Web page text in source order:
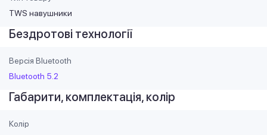
TWS навушники
Бездротові технології
Версія Bluetooth
Bluetooth 5.2
Габарити, комплектація, колір
Колір